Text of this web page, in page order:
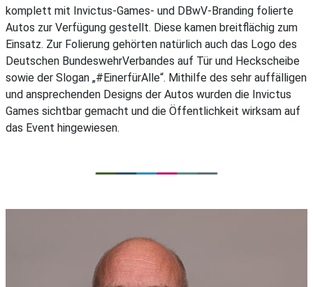
komplett mit Invictus-Games- und DBwV-Branding folierte
Autos zur Verfügung gestellt. Diese kamen breitflächig zum
Einsatz. Zur Folierung gehörten natürlich auch das Logo des
Deutschen BundeswehrVerbandes auf Tür und Heckscheibe
sowie der Slogan „#EinerfürAlle“. Mithilfe des sehr auffälligen
und ansprechenden Designs der Autos wurden die Invictus
Games sichtbar gemacht und die Öffentlichkeit wirksam auf
das Event hingewiesen.